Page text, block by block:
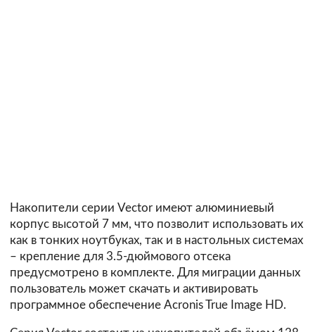
Накопители серии Vector имеют алюминиевый
корпус высотой 7 мм, что позволит использовать их
как в тонких ноутбуках, так и в настольных системах
– крепление для 3.5-дюймового отсека
предусмотрено в комплекте. Для миграции данных
пользователь может скачать и активировать
программное обеспечение Acronis True Image HD.